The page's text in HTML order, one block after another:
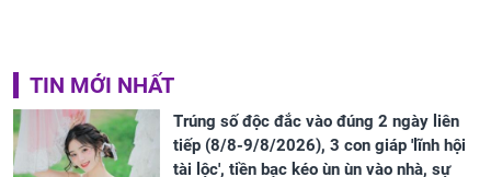
TIN MỚI NHẤT
Trúng số độc đắc vào đúng 2 ngày liên
tiếp (8/8-9/8/2026), 3 con giáp 'lĩnh hội
tài lộc', tiền bạc kéo ùn ùn vào nhà, sự